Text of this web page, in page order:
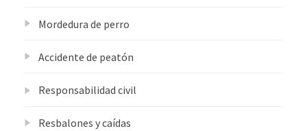
Mordedura de perro
Accidente de peatón
Responsabilidad civil
Resbalones y caídas